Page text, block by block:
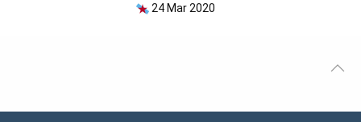
24 Mar 2020